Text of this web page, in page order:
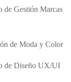
de Gestión Marcas
de Moda y Color
de Diseño UX/UI